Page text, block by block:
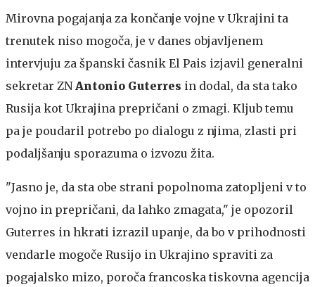
Mirovna pogajanja za končanje vojne v Ukrajini ta
trenutek niso mogoča, je v danes objavljenem
intervjuju za španski časnik El Pais izjavil generalni
sekretar ZNAntonio Guterres in dodal, da sta tako
Rusija kot Ukrajina prepričani o zmagi. Kljub temu
pa je poudaril potrebo po dialogu z njima, zlasti pri
podaljšanju sporazuma o izvozu žita.
"Jasno je, da sta obe strani popolnoma zatopljeni v to
vojno in prepričani, da lahko zmagata," je opozoril
Guterres in hkrati izrazil upanje, da bo v prihodnosti
vendarle mogoče Rusijo in Ukrajino spraviti za
pogajalsko mizo, poroča francoska tiskovna agencija